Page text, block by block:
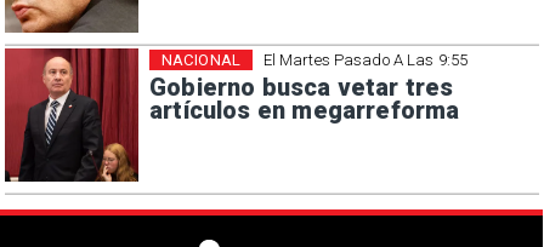
El Martes Pasado A Las 9:55
Gobierno busca vetar tres
artículos en megarreforma
NACIONAL